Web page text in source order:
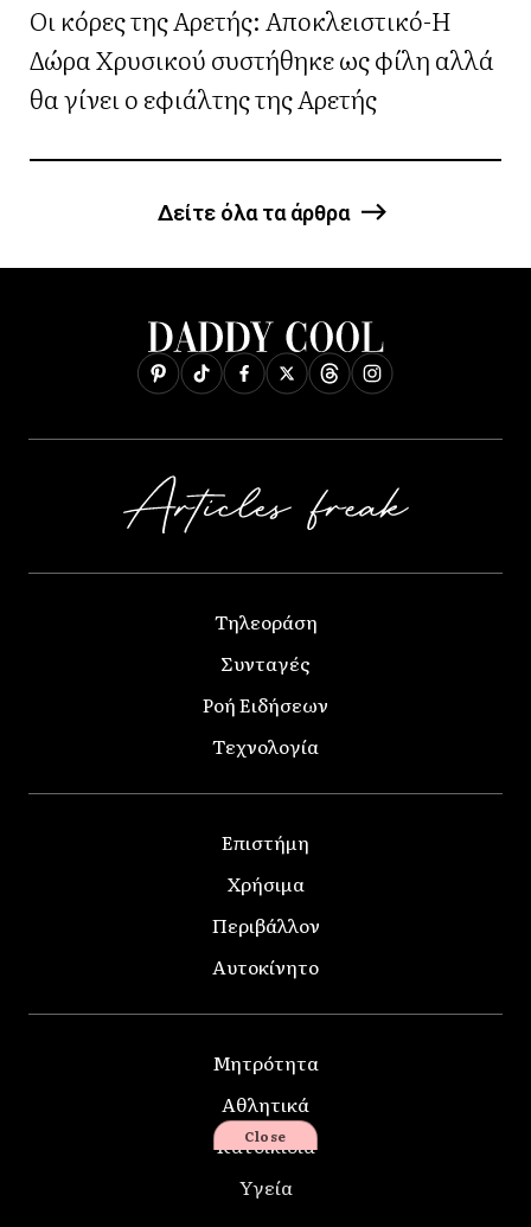
Οι κόρες της Αρετής: Αποκλειστικό-Η
Δώρα Χρυσικού συστήθηκε ως φίλη αλλά
θα γίνει ο εφιάλτης της Αρετής
Δείτε όλα τα άρθρα
Τηλεοράση
Συνταγές
Ροή Ειδήσεων
Τεχνολογία
Επιστήμη
Χρήσιμα
Περιβάλλον
Αυτοκίνητο
Μητρότητα
Αθλητικά
Κατοικίδια
Υγεία
Close